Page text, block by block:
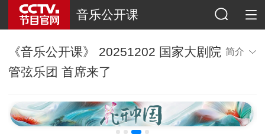
音乐公开课
《音乐公开课》 20251202 国家大剧院
管弦乐团 首席来了
简介